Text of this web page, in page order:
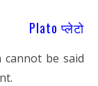
Plato प्लेटो
cannot be said